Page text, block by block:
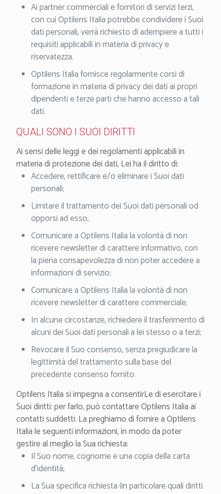
Ai partner commerciali e fornitori di servizi terzi,
con cui Optilens Italia potrebbe condividere i Suoi
dati personali, verrà richiesto di adempiere a tutti i
requisiti applicabili in materia di privacy e
riservatezza.
Optilens Italia fornisce regolarmente corsi di
formazione in materia di privacy dei dati ai propri
dipendenti e terze parti che hanno accesso a tali
dati.
QUALI SONO I SUOI DIRITTI
Ai sensi delle leggi e dei regolamenti applicabili in
materia di protezione dei dati, Lei ha il diritto di:
Accedere, rettificare e/o eliminare i Suoi dati
personali;
Limitare il trattamento dei Suoi dati personali od
opporsi ad esso;
Comunicare a Optilens Italia la volontà di non
ricevere newsletter di carattere informativo, con
la piena consapevolezza di non poter accedere a
informazioni di servizio;
Comunicare a Optilens Italia la volontà di non
ricevere newsletter di carattere commerciale;
In alcune circostanze, richiedere il trasferimento di
alcuni dei Suoi dati personali a lei stesso o a terzi;
Revocare il Suo consenso, senza pregiudicare la
legittimità del trattamento sulla base del
precedente consenso fornito.
Optilens Italia si impegna a consentirLe di esercitare i
Suoi diritti: per farlo, può contattare Optilens Italia ai
contatti suddetti. La preghiamo di fornire a Optilens
Italia le seguenti informazioni, in modo da poter
gestire al meglio la Sua richiesta:
Il Suo nome, cognome e una copia della carta
d’identità;
La Sua specifica richiesta (in particolare quali diritti